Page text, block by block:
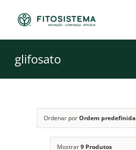
glifosato
Ordenar porOrdem predefinida
Mostrar9 Produtos